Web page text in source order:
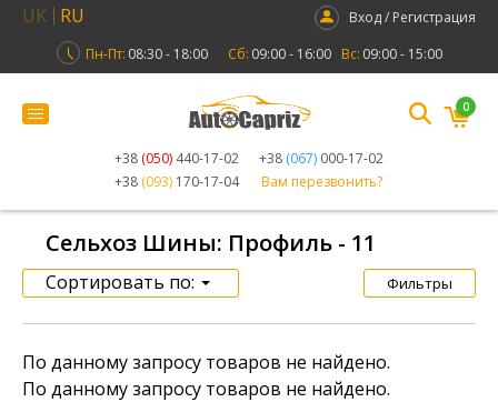
UK RU
Вход / Регистрация
Пн-Пт: 08:30 - 18:00 Сб: 09:00 - 16:00 Вс: 09:00 - 15:00
+38 (050) 440-17-02 +38 (067) 000-17-02
+38 (093) 170-17-04 Вам перезвонить?
0
Сельхоз Шины: Профиль - 11
Сортировать по: Фильтры
По данному запросу товаров не найдено.
По данному запросу товаров не найдено.